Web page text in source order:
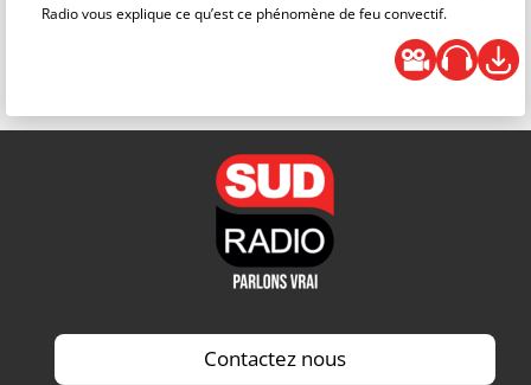
Radio vous explique ce qu’est ce phénomène de feu convectif.
Contactez nous